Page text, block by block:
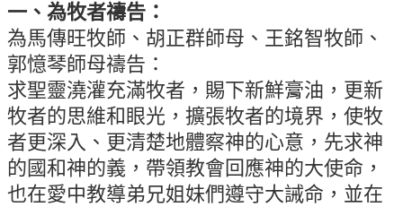
分堂
苑裡靈糧堂
主日及見證
主日信息
特會信息
每週經句
一、為牧者禱告：
為馬傳旺牧師、胡正群師母、王銘智牧師、
郭憶琴師母禱告：
求聖靈澆灌充滿牧者，賜下新鮮膏油，更新
牧者的思維和眼光，擴張牧者的境界，使牧
者更深入、更清楚地體察神的心意，先求神
的國和神的義，帶領教會回應神的大使命，
也在愛中教導弟兄姐妹們遵守大誡命，並在